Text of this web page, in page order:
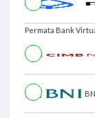
Permata Bank